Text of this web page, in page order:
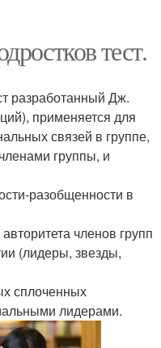
тест.
разработанный Дж.
применяется для
связей в группе,
группы, и
разобщенности в
членов групп
(лидеры, звезды,
сплоченных
лидерами.